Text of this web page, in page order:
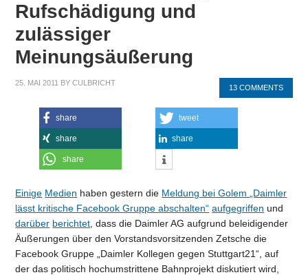
Rufschädigung und
zulässiger
Meinungsäußerung
25. MAI 2011 BYCULBRICHT
13 COMMENTS
share tweet
share share
share
Einige Medien haben gestern die Meldung bei Golem „Daimler
lässt kritische Facebook Gruppe abschalten“ aufgegriffen und
darüber berichtet , dass die Daimler AG aufgrund beleidigender
Äußerungen über den Vorstandsvorsitzenden Zetsche die
Facebook Gruppe „Daimler Kollegen gegen Stuttgart21“, auf
der das politisch hochumstrittene Bahnprojekt diskutiert wird,